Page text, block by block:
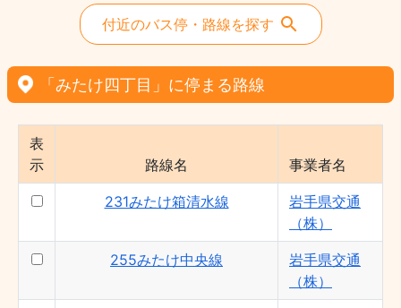
付近のバス停・路線を探す
「みたけ四丁目」に停まる路線
表
示
路線名 事業者名
231みたけ箱清水線
岩手県交通
（株）
255みたけ中央線
岩手県交通
（株）